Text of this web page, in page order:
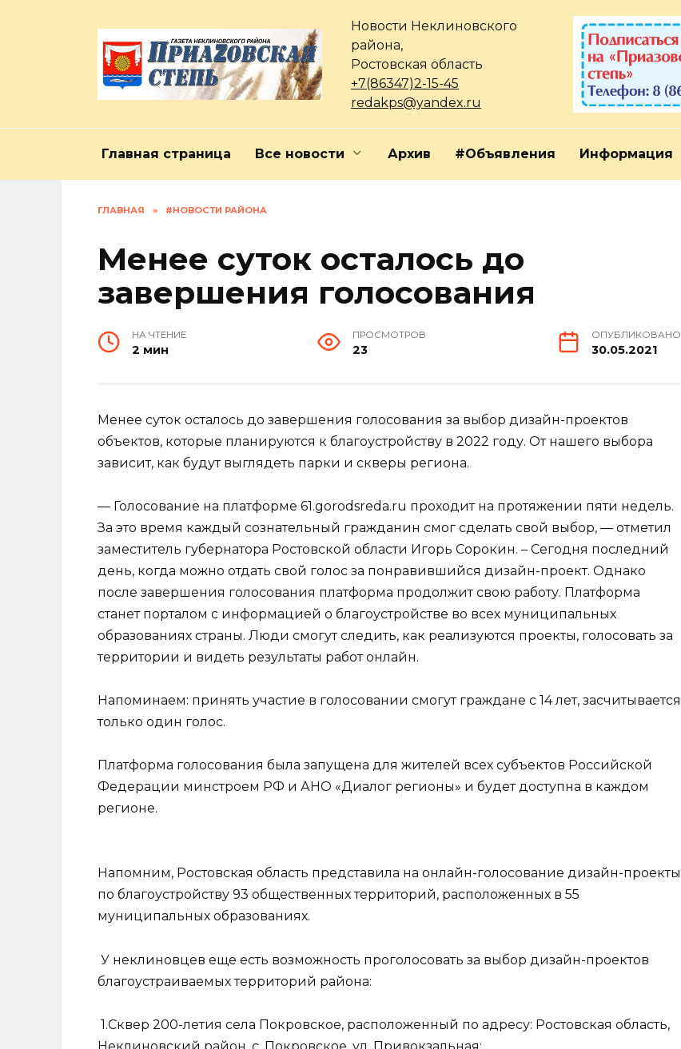
Новости Неклиновского
района,
Ростовская область
+7(86347)2-15-45
redakps@yandex.ru
Главная страница Все новости Архив #Объявления Информация
ГЛАВНАЯ » #НОВОСТИ РАЙОНА
Менее суток осталось до
завершения голосования
НА ЧТЕНИЕ
2 мин
ПРОСМОТРОВ
23
ОПУБЛИКОВАНО
30.05.2021
Менее суток осталось до завершения голосования за выбор дизайн-проектов
объектов, которые планируются к благоустройству в 2022 году. От нашего выбора
зависит, как будут выглядеть парки и скверы региона.
— Голосование на платформе 61.gorodsreda.ru проходит на протяжении пяти недель.
За это время каждый сознательный гражданин смог сделать свой выбор, — отметил
заместитель губернатора Ростовской области Игорь Сорокин. – Сегодня последний
день, когда можно отдать свой голос за понравившийся дизайн-проект. Однако
после завершения голосования платформа продолжит свою работу. Платформа
станет порталом с информацией о благоустройстве во всех муниципальных
образованиях страны. Люди смогут следить, как реализуются проекты, голосовать за
территории и видеть результаты работ онлайн.
Напоминаем: принять участие в голосовании смогут граждане с 14 лет, засчитывается
только один голос.
Платформа голосования была запущена для жителей всех субъектов Российской
Федерации минстроем РФ и АНО «Диалог регионы» и будет доступна в каждом
регионе.
Напомним, Ростовская область представила на онлайн-голосование дизайн-проекты
по благоустройству 93 общественных территорий, расположенных в 55
муниципальных образованиях.
У неклиновцев еще есть возможность проголосовать за выбор дизайн-проектов
благоустраиваемых территорий района:
1.Сквер 200-летия села Покровское, расположенный по адресу: Ростовская область,